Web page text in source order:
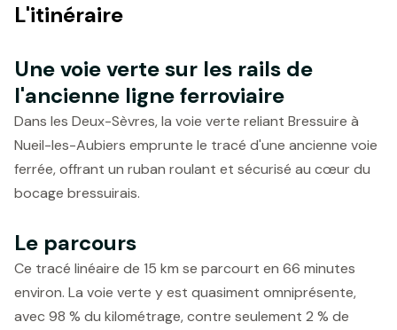
L'itinéraire
Une voie verte sur les rails de
l'ancienne ligne ferroviaire
Dans les Deux-Sèvres, la voie verte reliant Bressuire à
Nueil-les-Aubiers emprunte le tracé d'une ancienne voie
ferrée, offrant un ruban roulant et sécurisé au cœur du
bocage bressuirais.
Le parcours
Ce tracé linéaire de 15 km se parcourt en 66 minutes
environ. La voie verte y est quasiment omniprésente,
avec 98 % du kilométrage, contre seulement 2 % de